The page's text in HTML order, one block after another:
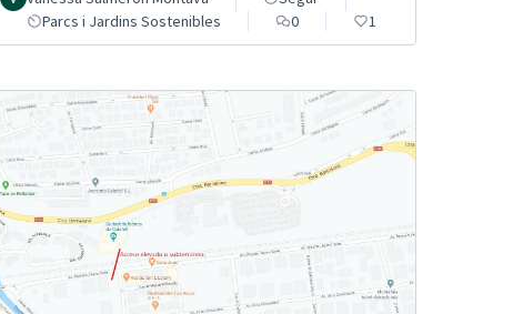
Parcs i Jardins Sostenibles
0 1